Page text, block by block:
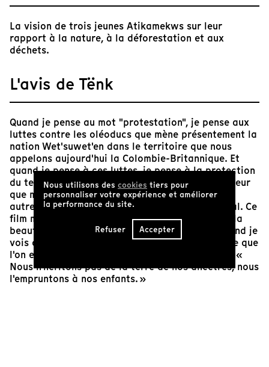
La vision de trois jeunes Atikamekws sur leur
rapport à la nature, à la déforestation et aux
déchets.
L'avis de Tënk
Quand je pense au mot "protestation", je pense aux
luttes contre les oléoducs que mène présentement la
nation Wet'suwet'en dans le territoire que nous
appelons aujourd'hui la Colombie-Britannique. Et
quand je pense à ces luttes, je pense à la protection
du territoire et de l'environnement. C'est une valeur
que m'a transmise feu mon grand-père qui était
autrefois gardien du territoire de chasse familial. Ce
film montre "notcimik", là d'où vient mon sang ; la
beauté du territoire et à la fois son agonie. Quand je
vois ce film, je pense tout de suite à un proverbe que
l'on entend souvent dans le monde autochtone : «
Nous n'héritons pas de la terre de nos ancêtres, nous
l'empruntons à nos enfants. »
Nous utilisons des cookies tiers pour
personnaliser votre expérience et améliorer
la performance du site.
Refuser Accepter